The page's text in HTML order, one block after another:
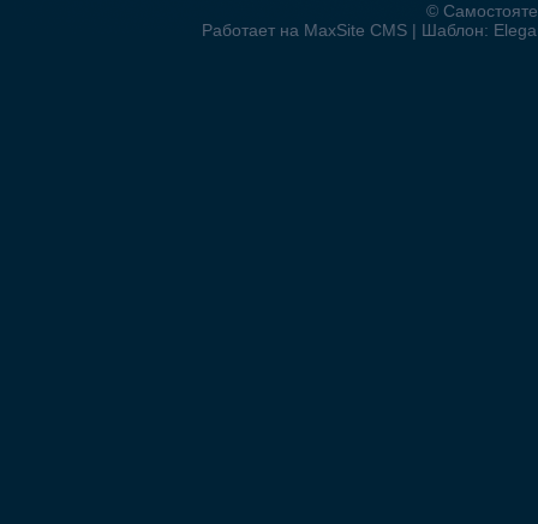
©
Работает на MaxSite CMS | Шаблон: